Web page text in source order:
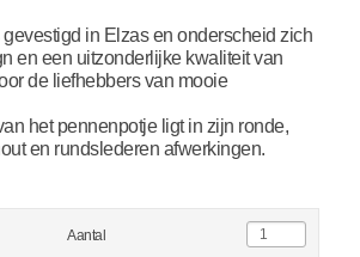
in Elzas en onderscheid zich
en een uitzonderlijke kwaliteit van
de liefhebbers van mooie
het pennenpotje ligt in zijn ronde,
en rundslederen afwerkingen.
Aantal